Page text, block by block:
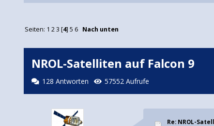
Seiten: 1 23 [4]5 6 Nach unten
NROL-Satelliten auf Falcon 9
128 Antworten 57552 Aufrufe
Re: NROL-